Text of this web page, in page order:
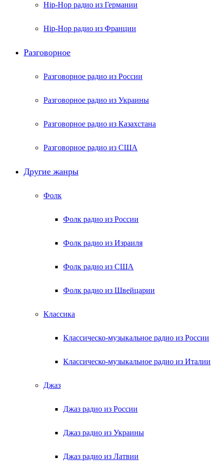
Hip-Hop радио из Германии
Hip-Hop радио из Франции
Разговорное
Разговорное радио из России
Разговорное радио из Украины
Разговорное радио из Казахстана
Разговорное радио из США
Другие жанры
Фолк
Фолк радио из России
Фолк радио из Израиля
Фолк радио из США
Фолк радио из Швейцарии
Классика
Классическо-музыкальное радио из России
Классическо-музыкальное радио из Италии
Джаз
Джаз радио из России
Джаз радио из Украины
Джаз радио из Латвии